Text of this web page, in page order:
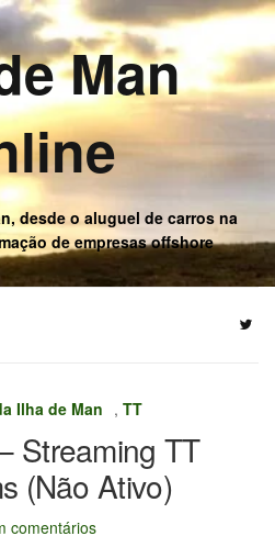
Man
desde o aluguel de carros na
de empresas offshore
Ilha de Man , TT
Streaming TT
(Não Ativo)
comentários